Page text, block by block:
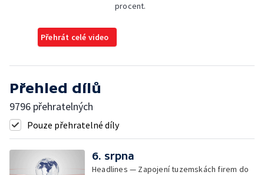
procent.
Přehrát celé video
Přehled dílů
9796 přehratelných
Pouze přehratelné díly
6. srpna
Headlines — Zapojení tuzemskách firem do